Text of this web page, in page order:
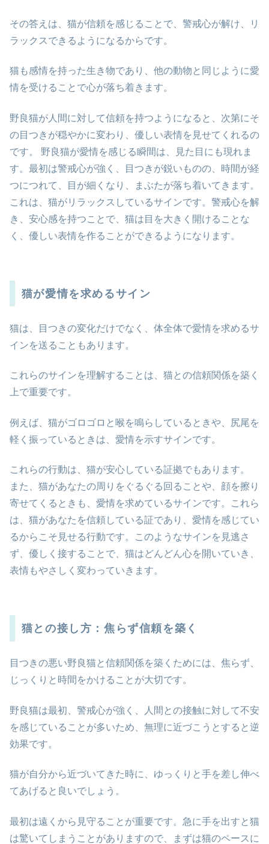
その答えは、猫が信頼を感じることで、警戒心が解け、リ
ラックスできるようになるからです。
猫も感情を持った生き物であり、他の動物と同じように愛
情を受けることで心が落ち着きます。
野良猫が人間に対して信頼を持つようになると、次第にそ
の目つきが穏やかに変わり、優しい表情を見せてくれるの
です。 野良猫が愛情を感じる瞬間は、見た目にも現れま
す。最初は警戒心が強く、目つきが鋭いものの、時間が経
つにつれて、目が細くなり、まぶたが落ち着いてきます。
これは、猫がリラックスしているサインです。警戒心を解
き、安心感を持つことで、猫は目を大きく開けることな
く、優しい表情を作ることができるようになります。
猫が愛情を求めるサイン
猫は、目つきの変化だけでなく、体全体で愛情を求めるサ
インを送ることもあります。
これらのサインを理解することは、猫との信頼関係を築く
上で重要です。
例えば、猫がゴロゴロと喉を鳴らしているときや、尻尾を
軽く振っているときは、愛情を示すサインです。
これらの行動は、猫が安心している証拠でもあります。
また、猫があなたの周りをぐるぐる回ることや、顔を擦り
寄せてくるときも、愛情を求めているサインです。これら
は、猫があなたを信頼している証であり、愛情を感じてい
るからこそ見せる行動です。このようなサインを見逃さ
ず、優しく接することで、猫はどんどん心を開いていき、
表情もやさしく変わっていきます。
猫との接し方：焦らず信頼を築く
目つきの悪い野良猫と信頼関係を築くためには、焦らず、
じっくりと時間をかけることが大切です。
野良猫は最初、警戒心が強く、人間との接触に対して不安
を感じていることが多いため、無理に近づこうとすると逆
効果です。
猫が自分から近づいてきた時に、ゆっくりと手を差し伸べ
てあげると良いでしょう。
最初は遠くから見守ることが重要です。急に手を出すと猫
は驚いてしまうことがありますので、まずは猫のペースに